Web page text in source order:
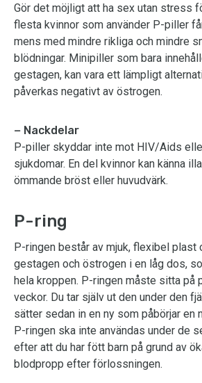
Gör det möjligt att ha sex utan stress
flesta kvinnor som använder P-piller
mens med mindre rikliga och mindre
blödningar. Minipiller som bara
gestagen, kan vara ett lämpligt
påverkas negativt av östrogen.
− Nackdelar
P-piller skyddar inte mot HIV/Aids
sjukdomar. En del kvinnor kan känna
ömmande bröst eller huvudvärk.
P-ring
P-ringen består av mjuk, flexibel plast
gestagen och östrogen i en låg dos,
hela kroppen. P-ringen måste sitta på
veckor. Du tar själv ut den under den
sätter sedan in en ny som påbörjar en
P-ringen ska inte användas under de
efter att du har fött barn på grund av
blodpropp efter förlossningen.